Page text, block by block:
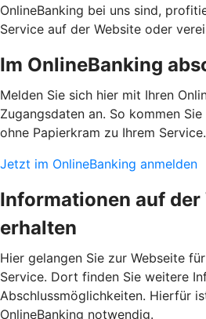
OnlineBanking bei uns sind,
Service auf der Website oder
Im OnlineBanking
Melden Sie sich hier mit Ihren
Zugangsdaten an. So kommen
ohne Papierkram zu Ihrem Service.
Jetzt im OnlineBanking anmelden
Informationen auf der
erhalten
Hier gelangen Sie zur Webseite
Service. Dort finden Sie weitere
Abschlussmöglichkeiten. Hierfür
OnlineBanking notwendig.